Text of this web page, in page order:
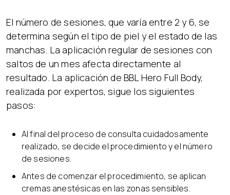
El número de sesiones, que varía entre 2 y 6, se
determina según el tipo de piel y el estado de las
manchas. La aplicación regular de sesiones con
saltos de un mes afecta directamente al
resultado. La aplicación de BBL Hero Full Body,
realizada por expertos, sigue los siguientes
pasos:
Al final del proceso de consulta cuidadosamente
realizado, se decide el procedimiento y el número
de sesiones.
Antes de comenzar el procedimiento, se aplican
cremas anestésicas en las zonas sensibles.